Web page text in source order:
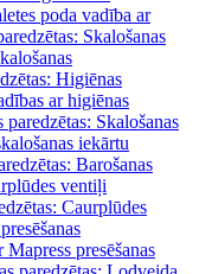
poda vadība ar
Skalošanas
Higiēnas
ar higiēnas
paredzētas: Skalošanas
iekārtu
Barošanas
ventiļi
Caurplūdes
presēšanas